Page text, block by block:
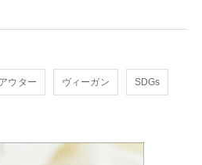
ウター ヴィーガン SDGs